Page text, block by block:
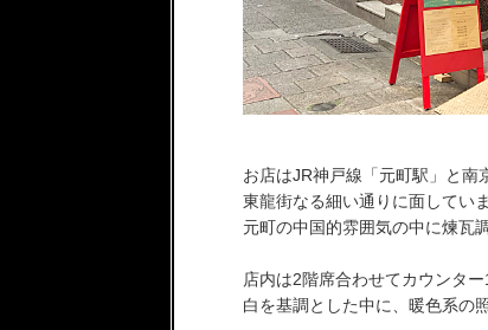
お店はJR神戸線「元町駅」と南
東龍街なる細い通りに面してい
元町の中国的雰囲気の中に煉瓦
店内は2階席合わせてカウンタ
白を基調とした中に、暖色系の